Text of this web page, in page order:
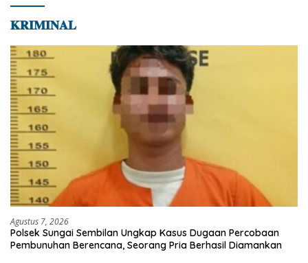
𝐊𝐑𝐈𝐌𝐈𝐍𝐀𝐋
Agustus 7, 2026
Polsek Sungai Sembilan Ungkap Kasus Dugaan Percobaan
Pembunuhan Berencana, Seorang Pria Berhasil Diamankan